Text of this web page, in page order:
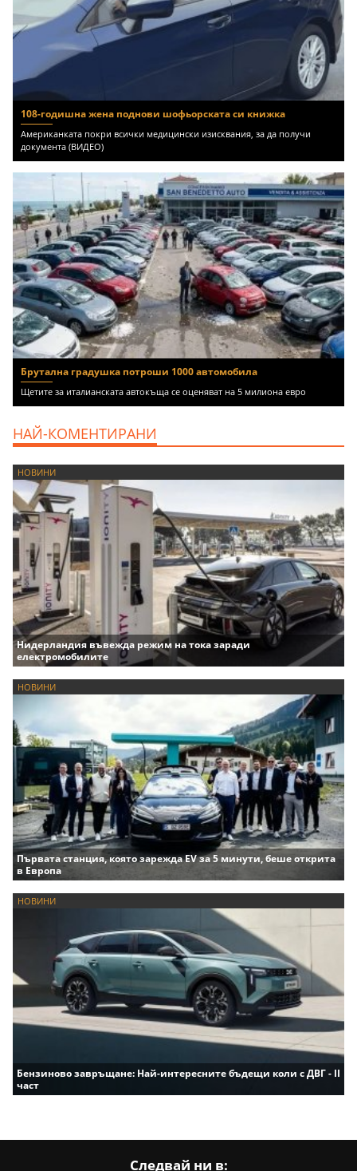
108-годишна жена поднови шофьорската си книжка
Американката покри всички медицински изисквания, за да получи
документа (ВИДЕО)
Брутална градушка потроши 1000 автомобила
Щетите за италианската автокъща се оценяват на 5 милиона евро
НАЙ-КОМЕНТИРАНИ
НОВИНИ
Нидерландия въвежда режим на тока заради
електромобилите
НОВИНИ
Първата станция, която зарежда EV за 5 минути, беше открита
в Европа
НОВИНИ
Бензиново завръщане: Най-интересните бъдещи коли с ДВГ - II
част
Следвай ни в: